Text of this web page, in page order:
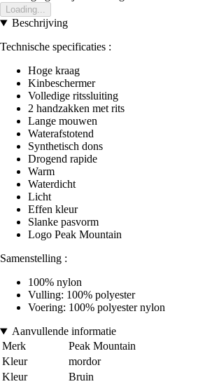
Loading...
Beschrijving
Technische specificaties :
Hoge kraag
Kinbeschermer
Volledige ritssluiting
2 handzakken met rits
Lange mouwen
Waterafstotend
Synthetisch dons
Drogend rapide
Warm
Waterdicht
Licht
Effen kleur
Slanke pasvorm
Logo Peak Mountain
Samenstelling :
100% nylon
Vulling: 100% polyester
Voering: 100% polyester nylon
Aanvullende informatie
Merk
Peak Mountain
Kleur
mordor
Kleur
Bruin